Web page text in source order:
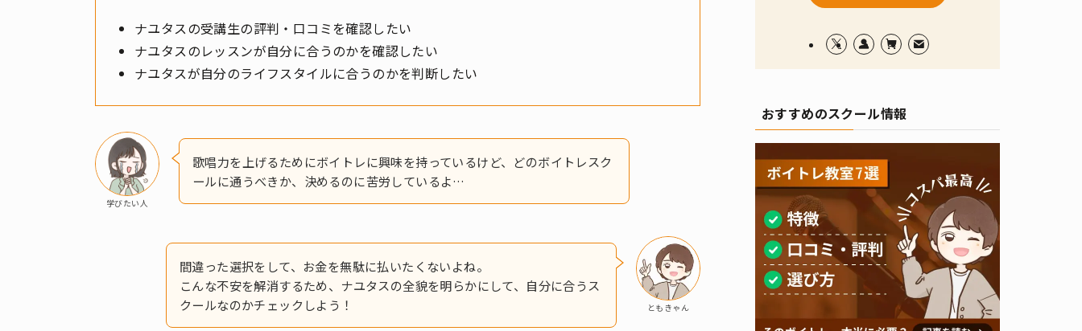
ナユタスの受講生の評判・口コミを確認したい
ナユタスのレッスンが自分に合うのかを確認したい
ナユタスが自分のライフスタイルに合うのかを判断したい
学びたい人
歌唱力を上げるためにボイトレに興味を持っているけど、どのボイトレスク
ールに通うべきか、決めるのに苦労しているよ…
ともきゃん
間違った選択をして、お金を無駄に払いたくないよね。
こんな不安を解消するため、ナユタスの全貌を明らかにして、自分に合うス
クールなのかチェックしよう！
おすすめのスクール情報